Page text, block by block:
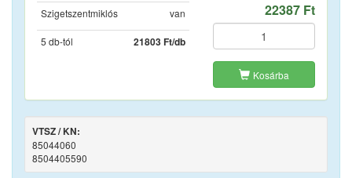
Szigetszentmiklós
van
5 db-tól 21803 Ft/db
22387 Ft
Kosárba
VTSZ / KN:
85044060
8504405590